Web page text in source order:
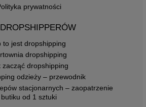
prywatności
to jest dropshipping
dropshipping
zacząć dropshipping
odzieży – przewodnik
stacjonarnych – zaopatrzenie
butiku od 1 sztuki